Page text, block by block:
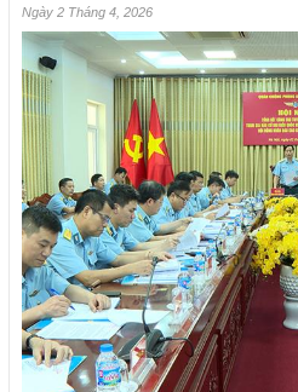
Ngày 2 Tháng 4, 2026